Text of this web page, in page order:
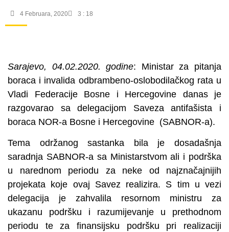
4 Februara, 2020 3 : 18
Sarajevo, 04.02.2020. godine: Ministar za pitanja
boraca i invalida odbrambeno-oslobodilačkog rata u
Vladi Federacije Bosne i Hercegovine danas je
razgovarao sa delegacijom Saveza antifašista i
boraca NOR-a Bosne i Hercegovine (SABNOR-a).
Tema održanog sastanka bila je dosadašnja
saradnja SABNOR-a sa Ministarstvom ali i podrška
u narednom periodu za neke od najznačajnijih
projekata koje ovaj Savez realizira. S tim u vezi
delegacija je zahvalila resornom ministru za
ukazanu podršku i razumijevanje u prethodnom
periodu te za finansijsku podršku pri realizaciji